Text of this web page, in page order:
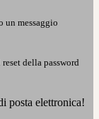
un messaggio
della password
posta elettronica!